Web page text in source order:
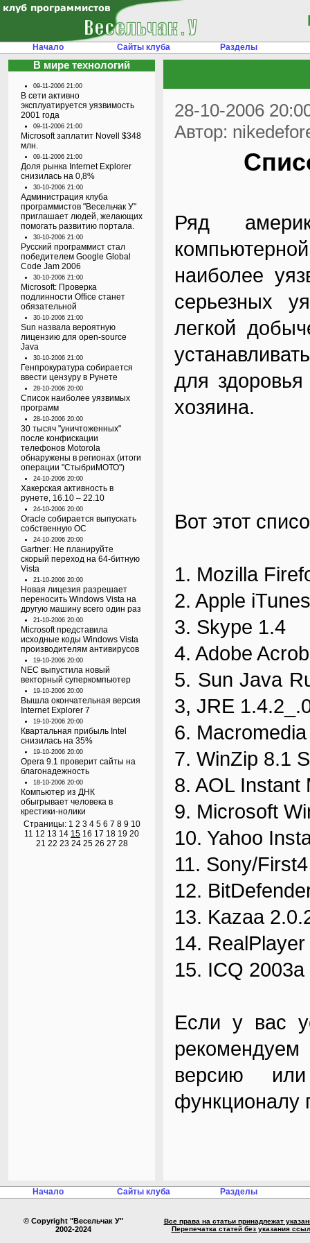
Начало Сайты клуба Разделы
В мире технологий
09-11-2006 21:00
В сети активно
эксплуатируется уязвимость
2001 года
09-11-2006 21:00
Microsoft заплатит Novell $348
млн.
09-11-2006 21:00
Доля рынка Internet Explorer
снизилась на 0,8%
30-10-2006 21:00
Администрация клуба
программистов "Весельчак У"
приглашает людей, желающих
помогать развитию портала.
30-10-2006 21:00
Русский программист стал
победителем Google Global
Code Jam 2006
30-10-2006 21:00
Microsoft: Проверка
подлинности Office станет
обязательной
30-10-2006 21:00
Sun назвала вероятную
лицензию для open-source
Java
30-10-2006 21:00
Генпрокуратура собирается
ввести цензуру в Рунете
28-10-2006 20:00
Список наиболее уязвимых
программ
28-10-2006 20:00
30 тысяч "уничтоженных"
после конфискации
телефонов Motorola
обнаружены в регионах (итоги
операции "СтыбриМОТО")
24-10-2006 20:00
Хакерская активность в
рунете, 16.10 – 22.10
24-10-2006 20:00
Oracle собирается выпускать
собственную ОС
24-10-2006 20:00
Gartner: Не планируйте
скорый переход на 64-битную
Vista
21-10-2006 20:00
Новая лицезия разрешает
переносить Windows Vista на
другую машину всего один раз
21-10-2006 20:00
Microsoft представила
исходные коды Windows Vista
производителям антивирусов
19-10-2006 20:00
NEC выпустила новый
векторный суперкомпьютер
19-10-2006 20:00
Вышла окончательная версия
Internet Explorer 7
19-10-2006 20:00
Квартальная прибыль Intel
снизилась на 35%
19-10-2006 20:00
Opera 9.1 проверит сайты на
благонадежность
18-10-2006 20:00
Компьютер из ДНК
обыгрывает человека в
крестики-нолики
Страницы: 1 2 3 4 5 6 7 8 9 10
11 12 13 14 15 16 17 18 19 20
21 22 23 24 25 26 27 28
28-10-2006
Автор:
Ряд
наиболее
серьезных
легкой
для
хозяина.
Вот этот
1. Mozilla
2. Apple
3. Skype 1.4
4. Adobe
5. Sun Java
3, JRE
6.
7. WinZip 8.1
8. AOL Instant
9. Microsoft
10. Yahoo
11. Sony/
12.
13. Kazaa
14. RealPlayer
15. ICQ 2003a
Если у вас
версию
функционалу
Начало Сайты клуба Разделы
© Copyright "Весельчак У"
2002-2024
Все права на статьи принадлежат
Перепечатка статей без указания